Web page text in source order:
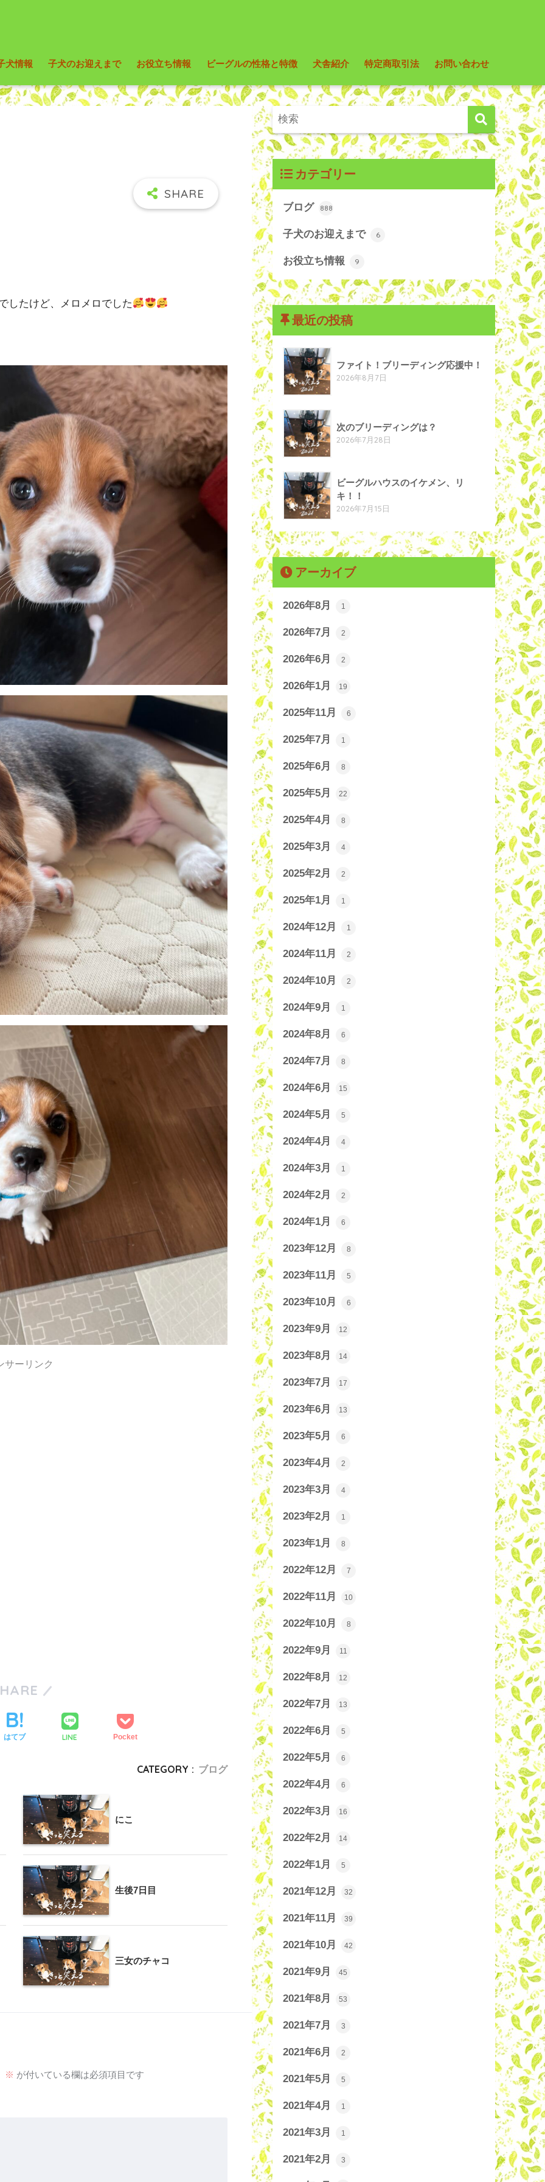
犬情報 子犬のお迎えまで お役立ち情報 ビーグルの性格と特徴 犬舎紹介 特定商取引法 お問い合わせ
したけど、メロメロでした
サーリンク
はてブ LINE Pocket
CATEGORY : ブログ
にこ
生後7日目
三女のチャコ
※ が付いている欄は必須項目です
カテゴリー
ブログ 888
子犬のお迎えまで 6
お役立ち情報 9
最近の投稿
ファイト！ブリーディング応援中！
2026年8月7日
次のブリーディングは？
2026年7月28日
ビーグルハウスのイケメン、リ
キ！！
2026年7月15日
アーカイブ
2026年8月 1
2026年7月 2
2026年6月 2
2026年1月 19
2025年11月 6
2025年7月 1
2025年6月 8
2025年5月 22
2025年4月 8
2025年3月 4
2025年2月 2
2025年1月 1
2024年12月 1
2024年11月 2
2024年10月 2
2024年9月 1
2024年8月 6
2024年7月 8
2024年6月 15
2024年5月 5
2024年4月 4
2024年3月 1
2024年2月 2
2024年1月 6
2023年12月 8
2023年11月 5
2023年10月 6
2023年9月 12
2023年8月 14
2023年7月 17
2023年6月 13
2023年5月 6
2023年4月 2
2023年3月 4
2023年2月 1
2023年1月 8
2022年12月 7
2022年11月 10
2022年10月 8
2022年9月 11
2022年8月 12
2022年7月 13
2022年6月 5
2022年5月 6
2022年4月 6
2022年3月 16
2022年2月 14
2022年1月 5
2021年12月 32
2021年11月 39
2021年10月 42
2021年9月 45
2021年8月 53
2021年7月 3
2021年6月 2
2021年5月 5
2021年4月 1
2021年3月 1
2021年2月 3